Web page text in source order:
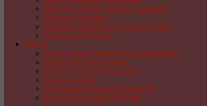
Вязание. Шапки, шляпы и шарфы
Вязание спицами
Вязание. Украшения и аксессуары
Вязание для детей
Шитье
Шитье сумок, косметичек, кошельков
Шитье для уюта в доме
Пэчворк, лоскутное шитье
Шитье одежды
Игрушки из носков и перчаток
Шитье. ИГРУШКИ, КУКЛЫ